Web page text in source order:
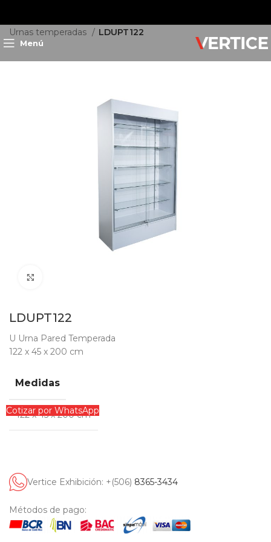
Menú
Urnas temperadas
LDUPT122
LDUPT122
U Urna Pared Temperada
122 x 45 x 200 cm
Medidas
122 x 45 x 200 cm
Cotizar por WhatsApp
Vertice Exhibición: +(506) 8365-3434
Métodos de pago: